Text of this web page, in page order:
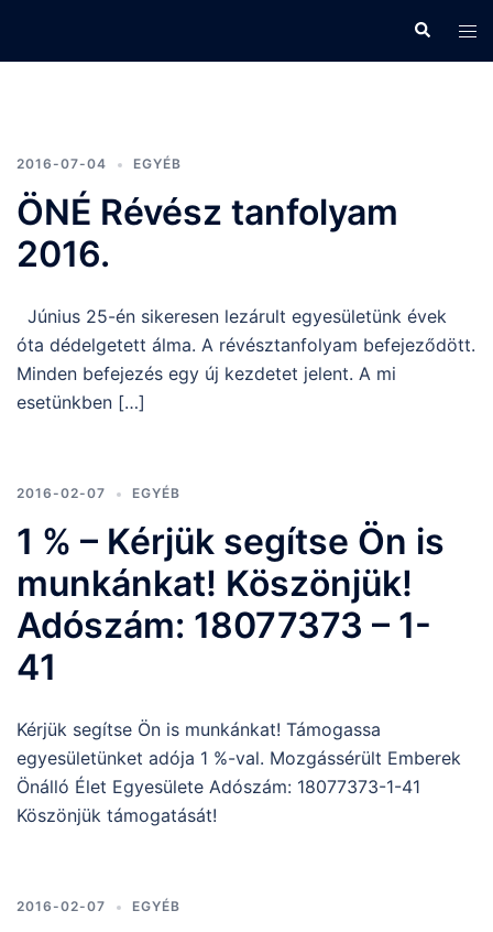
Search
2016-07-04 EGYÉB
ÖNÉ Révész tanfolyam
2016.
Június 25-én sikeresen lezárult egyesületünk évek
óta dédelgetett álma. A révésztanfolyam befejeződött.
Minden befejezés egy új kezdetet jelent. A mi
esetünkben […]
2016-02-07 EGYÉB
1 % – Kérjük segítse Ön is
munkánkat! Köszönjük!
Adószám: 18077373 – 1-
41
Kérjük segítse Ön is munkánkat! Támogassa
egyesületünket adója 1 %-val. Mozgássérült Emberek
Önálló Élet Egyesülete Adószám: 18077373-1-41
Köszönjük támogatását!
2016-02-07 EGYÉB